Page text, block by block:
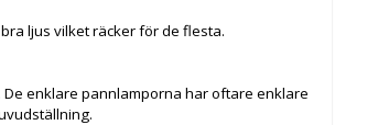
ljus vilket räcker för de flesta.
enklare pannlamporna har oftare enklare